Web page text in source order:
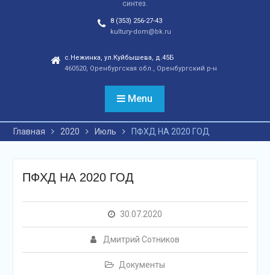
отношений, а также
сохранения
этнокультурного
народной культуры
незаметно вышли на
и это доказано большой
творческих коллективов
села и большой
праздника, была
разыграна
лотерея и все кто принял
ценные призы от
упаковок
синтез.
8 (353) 256-27-43
kultury-dom@bk.ru
с.Нежинка, ул.Куйбышева, д.45Б
460520, Оренбургская обл., Оренбургский р-н
Menu
Главная 2020 Июль ПФХД НА 2020 ГОД
ПФХД НА 2020 ГОД
30.07.2020
Дмитрий Сотников
Документы